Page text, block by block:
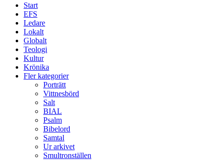
Start
EFS
Ledare
Lokalt
Globalt
Teologi
Kultur
Krönika
Fler kategorier
Porträtt
Vittnesbörd
Salt
BIAL
Psalm
Bibelord
Samtal
Ur arkivet
Smultronställen